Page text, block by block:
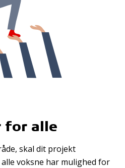
for alle
skal dit projekt
voksne har mulighed for